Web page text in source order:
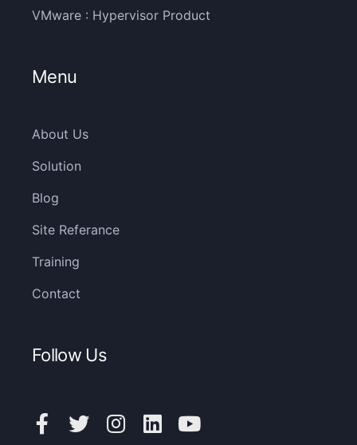
VMware : Hypervisor Product
Menu
About Us
Solution
Blog
Site Referance
Training
Contact
Follow Us